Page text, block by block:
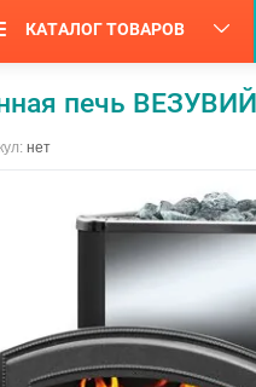
КАТАЛОГ ТОВАРОВ
печь
нет